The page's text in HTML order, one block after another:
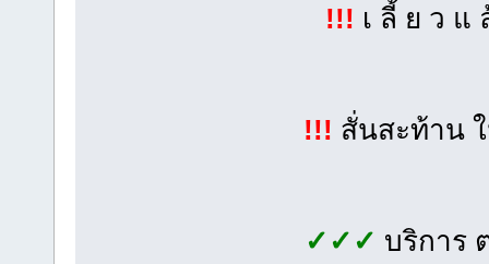
!!! เ ลี้ ย ว แ
!!! สั่นสะท้าน
✓✓✓ บริการ